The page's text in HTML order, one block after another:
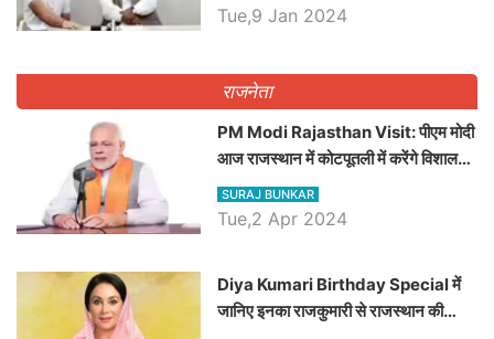
Tue,9 Jan 2024
राजनेता
PM Modi Rajasthan Visit: पीएम मोदी
आज राजस्थान में कोटपूतली में करेंगे विशाल
रैली, एक सभा से 8 सीटों पर साधेगें निशाना
SURAJ BUNKAR
Tue,2 Apr 2024
Diya Kumari Birthday Special में
जानिए इनका राजकुमारी से राजस्थान की